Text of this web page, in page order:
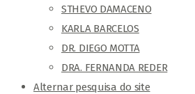
STHEVO DAMACENO
KARLA BARCELOS
DR. DIEGO MOTTA
DRA. FERNANDA REDER
Alternar pesquisa do site